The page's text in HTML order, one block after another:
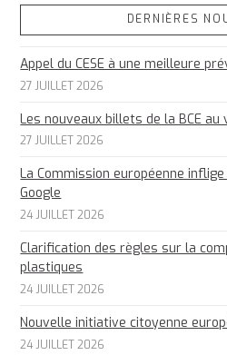
DERNIÈRES
Appel du CESE à une meilleure
27 JUILLET 2026
Les nouveaux billets de la BCE au
27 JUILLET 2026
La Commission européenne
Google
24 JUILLET 2026
Clarification des règles sur la
plastiques
24 JUILLET 2026
Nouvelle initiative citoyenne
24 JUILLET 2026